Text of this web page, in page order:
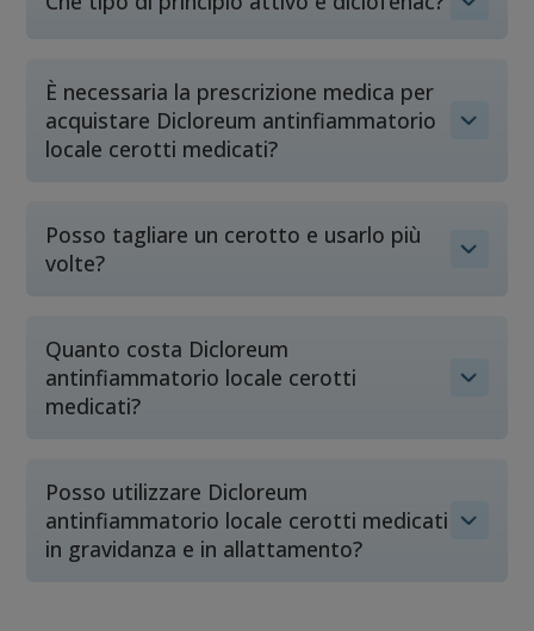
È necessaria la prescrizione medica per
acquistare Dicloreum antinfiammatorio
locale cerotti medicati?
Posso tagliare un cerotto e usarlo più
volte?
Quanto costa Dicloreum
antinfiammatorio locale cerotti
medicati?
Posso utilizzare Dicloreum
antinfiammatorio locale cerotti medicati
in gravidanza e in allattamento?